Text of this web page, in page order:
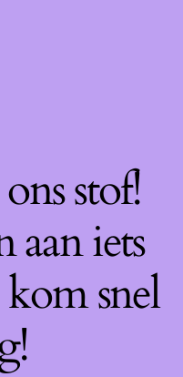
stof!
iets
snel